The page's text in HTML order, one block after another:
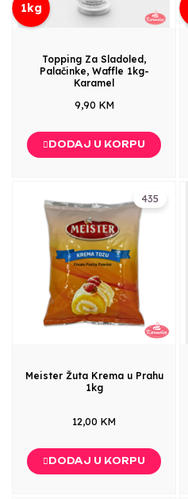
1kg
Topping Za Sladoled,
Palačinke, Waffle 1kg-
Karamel
9,90 KM
DODAJ U KORPU
435
Meister Žuta Krema u Prahu
1kg
12,00 KM
DODAJ U KORPU